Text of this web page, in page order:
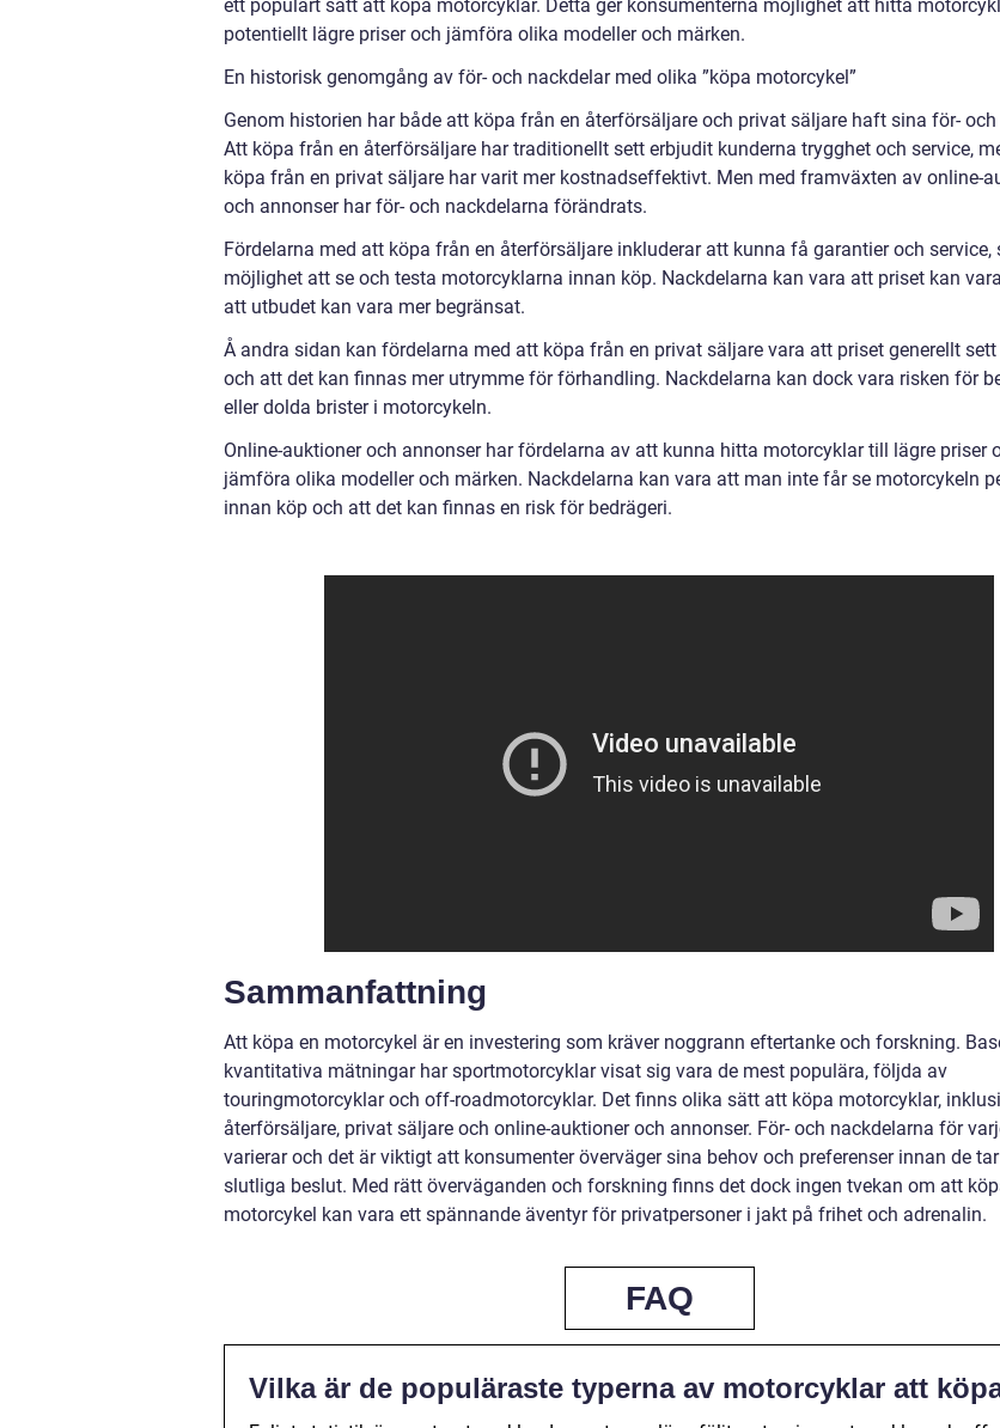
ett populärt sätt att köpa motorcyklar. Detta ger konsumenterna möjlighet att hitta
potentiellt lägre priser och jämföra olika modeller och märken.
En historisk genomgång av för- och nackdelar med olika ”köpa motorcykel”
Genom historien har både att köpa från en återförsäljare och privat säljare haft sina för- och
Att köpa från en återförsäljare har traditionellt sett erbjudit kunderna trygghet och service,
köpa från en privat säljare har varit mer kostnadseffektivt. Men med framväxten av online-
och annonser har för- och nackdelarna förändrats.
Fördelarna med att köpa från en återförsäljare inkluderar att kunna få garantier och service,
möjlighet att se och testa motorcyklarna innan köp. Nackdelarna kan vara att priset kan
att utbudet kan vara mer begränsat.
Å andra sidan kan fördelarna med att köpa från en privat säljare vara att priset generellt sett
och att det kan finnas mer utrymme för förhandling. Nackdelarna kan dock vara risken för
eller dolda brister i motorcykeln.
Online-auktioner och annonser har fördelarna av att kunna hitta motorcyklar till lägre priser
jämföra olika modeller och märken. Nackdelarna kan vara att man inte får se motorcykeln
innan köp och att det kan finnas en risk för bedrägeri.
Sammanfattning
Att köpa en motorcykel är en investering som kräver noggrann eftertanke och forskning.
kvantitativa mätningar har sportmotorcyklar visat sig vara de mest populära, följda av
touringmotorcyklar och off-roadmotorcyklar. Det finns olika sätt att köpa motorcyklar,
återförsäljare, privat säljare och online-auktioner och annonser. För- och nackdelarna för
varierar och det är viktigt att konsumenter överväger sina behov och preferenser innan de
slutliga beslut. Med rätt överväganden och forskning finns det dock ingen tvekan om att
motorcykel kan vara ett spännande äventyr för privatpersoner i jakt på frihet och adrenalin.
FAQ
Vilka är de populäraste typerna av motorcyklar att